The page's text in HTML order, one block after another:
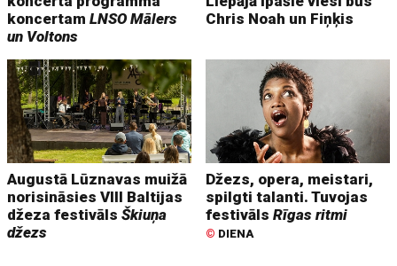
koncertamLNSO Mālers
un Voltons
Chris Noah un Fiņķis
Augustā Lūznavas muižā
norisināsies VIII Baltijas
džeza festivālsŠkiuņa
džezs
Džezs, opera, meistari,
spilgti talanti. Tuvojas
festivālsRīgas ritmi
© DIENA